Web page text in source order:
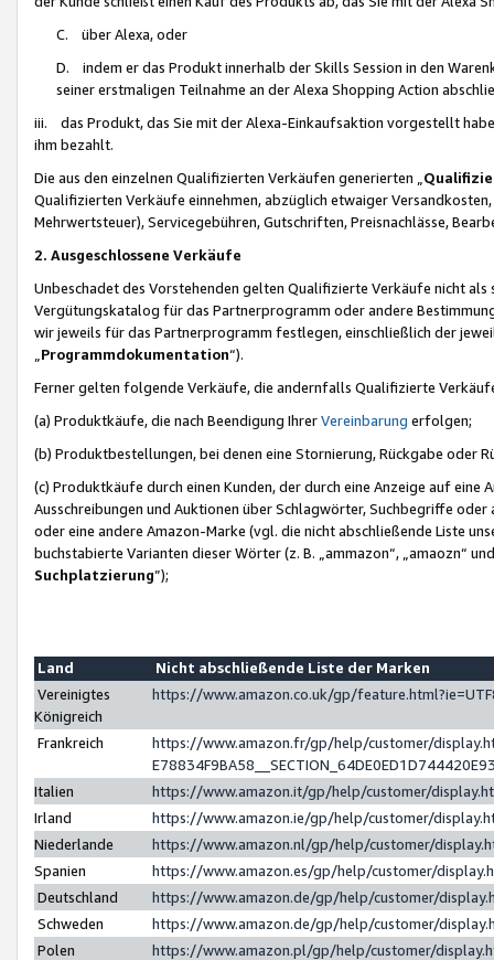
C. über Alexa, oder
D. indem er das Produkt innerhalb der Skills Session in den
seiner erstmaligen Teilnahme an der Alexa Shopping Action
iii. das Produkt, das Sie mit der Alexa-Einkaufsaktion vorgestellt
ihm bezahlt.
Die aus den einzelnen Qualifizierten Verkäufen generierten „
Qualifizierten Verkäufe einnehmen, abzüglich etwaiger
Mehrwertsteuer), Servicegebühren, Gutschriften, Preisnachlässe,
2. Ausgeschlossene Verkäufe
Unbeschadet des Vorstehenden gelten Qualifizierte Verkäufe nicht
Vergütungskatalog für das Partnerprogramm oder andere
wir jeweils für das Partnerprogramm festlegen, einschließlich der
Programmdokumentation“).
Ferner gelten folgende Verkäufe, die andernfalls Qualifizierte
(a) Produktkäufe, die nach Beendigung IhrerVereinbarung erfolgen;
(b) Produktbestellungen, bei denen eine Stornierung, Rückgabe oder
(c) Produktkäufe durch einen Kunden, der durch eine Anzeige auf
Ausschreibungen und Auktionen über Schlagwörter, Suchbegriffe
oder eine andere Amazon-Marke (vgl. die nicht abschließende Liste
buchstabierte Varianten dieser Wörter (z. B. „ammazon“, „amaozn“
Suchplatzierung”);
Land
Nicht abschließende Liste der Marken
Vereinigtes
Königreich
https://www.amazon.co.uk/gp/
Frankreich
https://www.amazon.fr/gp/help/customer/
Italien
https://www.amazon.it/gp/help/customer/
Irland
https://www.amazon.ie/gp/help/customer/
Niederlande
https://www.amazon.nl/gp/help/customer/
Spanien
https://www.amazon.es/gp/help/customer/
Deutschland
https://www.amazon.de/gp/help/customer/
Schweden
https://www.amazon.de/gp/help/customer/
Polen
https://www.amazon.pl/gp/help/customer/